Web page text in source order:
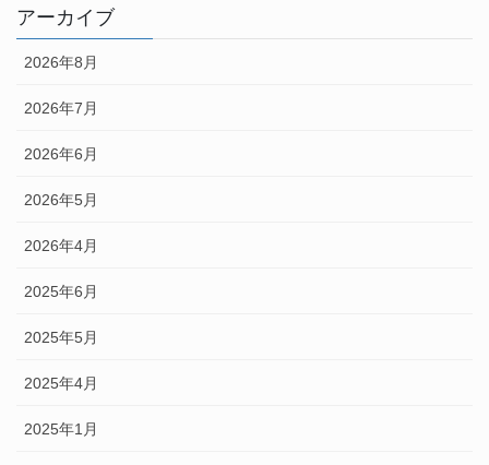
アーカイブ
2026年8月
2026年7月
2026年6月
2026年5月
2026年4月
2025年6月
2025年5月
2025年4月
2025年1月